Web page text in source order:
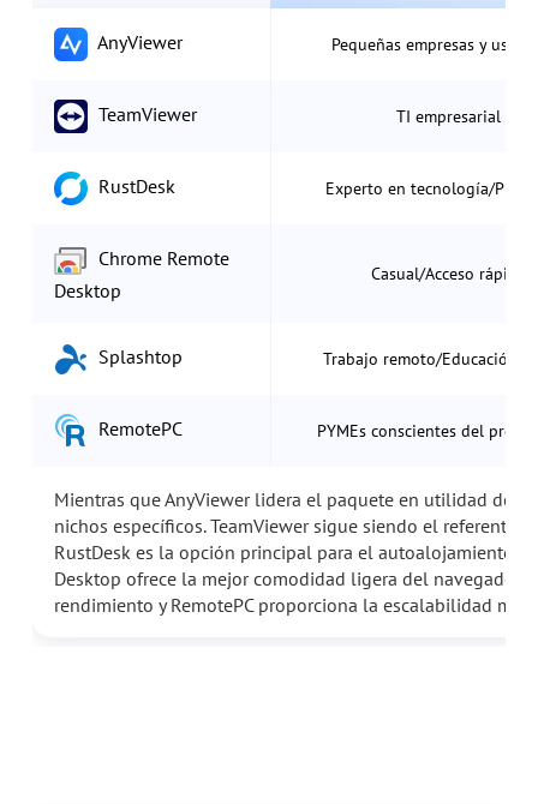
AnyViewer Pequeñas empresas y uso
TeamViewer TI empresarial
RustDesk Experto en tecnología/
Chrome Remote
Desktop
Casual/Acceso rápido
Splashtop Trabajo remoto/Educación
RemotePC PYMEs conscientes del
Mientras que AnyViewer lidera el paquete en utilidad de
nichos específicos. TeamViewer sigue siendo el referente
RustDesk es la opción principal para el autoalojamiento
Desktop ofrece la mejor comodidad ligera del
rendimiento y RemotePC proporciona la escalabilidad